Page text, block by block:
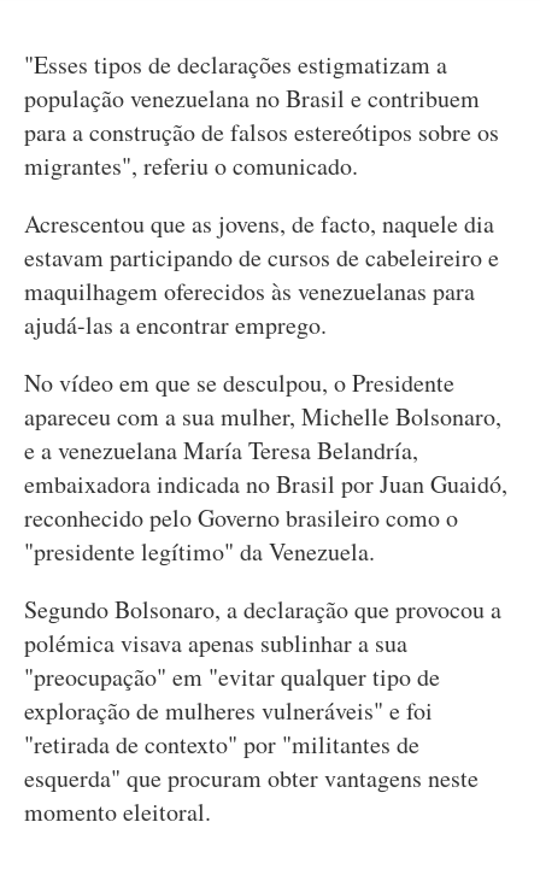
"Esses tipos de declarações estigmatizam a
população venezuelana no Brasil e contribuem
para a construção de falsos estereótipos sobre os
migrantes", referiu o comunicado.
Acrescentou que as jovens, de facto, naquele dia
estavam participando de cursos de cabeleireiro e
maquilhagem oferecidos às venezuelanas para
ajudá-las a encontrar emprego.
No vídeo em que se desculpou, o Presidente
apareceu com a sua mulher, Michelle Bolsonaro,
e a venezuelana María Teresa Belandría,
embaixadora indicada no Brasil por Juan Guaidó,
reconhecido pelo Governo brasileiro como o
"presidente legítimo" da Venezuela.
Segundo Bolsonaro, a declaração que provocou a
polémica visava apenas sublinhar a sua
"preocupação" em "evitar qualquer tipo de
exploração de mulheres vulneráveis" e foi
"retirada de contexto" por "militantes de
esquerda" que procuram obter vantagens neste
momento eleitoral.